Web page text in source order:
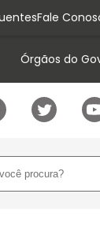
Fale
Órgãos do